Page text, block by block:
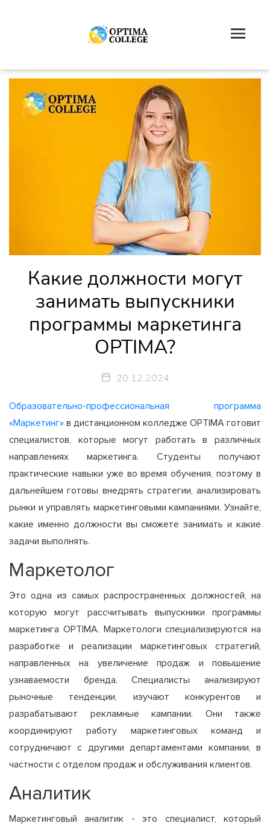
Какие должности могут
занимать выпускники
программы маркетинга
OPTIMA?
20.12.2024
Образовательно-профессиональная программа
«Маркетинг» в дистанционном колледже OPTIMA готовит
специалистов, которые могут работать в различных
направлениях маркетинга. Студенты получают
практические навыки уже во время обучения, поэтому в
дальнейшем готовы внедрять стратегии, анализировать
рынки и управлять маркетинговыми кампаниями. Узнайте,
какие именно должности вы сможете занимать и какие
задачи выполнять.
Маркетолог
Это одна из самых распространенных должностей, на
которую могут рассчитывать выпускники программы
маркетинга OPTIMA. Маркетологи специализируются на
разработке и реализации маркетинговых стратегий,
направленных на увеличение продаж и повышение
узнаваемости бренда. Специалисты анализируют
рыночные тенденции, изучают конкурентов и
разрабатывают рекламные кампании. Они также
координируют работу маркетинговых команд и
сотрудничают с другими департаментами компании, в
частности с отделом продаж и обслуживания клиентов.
Аналитик
Маркетинговый аналитик - это специалист, который